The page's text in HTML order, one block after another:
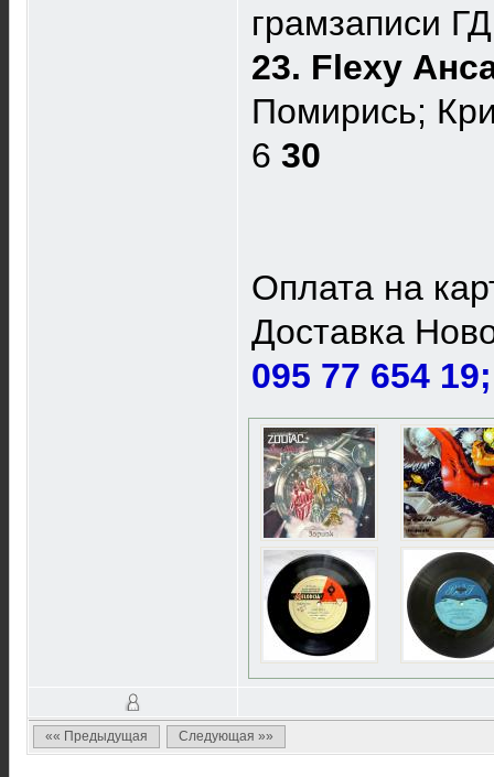
грамзаписи
23. Flexy
Помирись;
6 30
Оплата на
Доставка
095 77 654
«« Предыдущая Следующая »»